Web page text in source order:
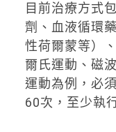
目前治療方式
劑、血液循環
性荷爾蒙等）
爾氏運動、磁
運動為例，必
60次，至少執